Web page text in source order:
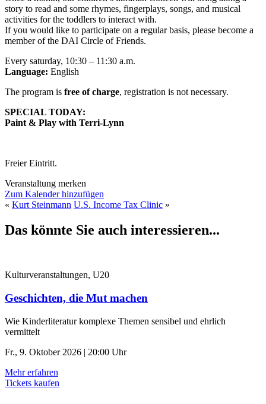
story to read and some rhymes, fingerplays, songs, and musical
activities for the toddlers to interact with.
If you would like to participate on a regular basis, please become a
member of the DAI Circle of Friends.
Every saturday, 10:30 – 11:30 a.m.
Language: English
The program is free of charge, registration is not necessary.
SPECIAL TODAY:
Paint & Play with Terri-Lynn
Freier Eintritt.
Veranstaltung merken
Zum Kalender hinzufügen
« Kurt Steinmann U.S. Income Tax Clinic »
Das könnte Sie auch interessieren...
Kulturveranstaltungen, U20
Geschichten, die Mut machen
Wie Kinderliteratur komplexe Themen sensibel und ehrlich
vermittelt
Fr., 9. Oktober 2026 | 20:00 Uhr
Mehr erfahren
Tickets kaufen